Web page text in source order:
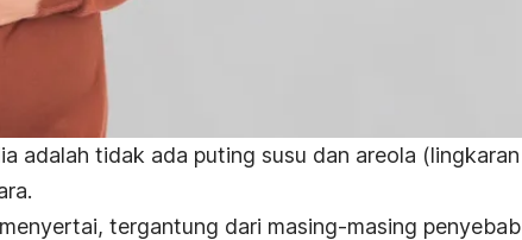
adalah tidak ada puting susu dan areola (lingkaran
tergantung dari masing-masing penyebab